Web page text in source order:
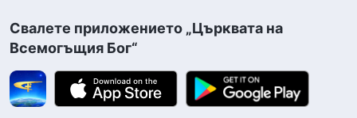
Свалете приложението „Църквата на
Всемогъщия Бог“